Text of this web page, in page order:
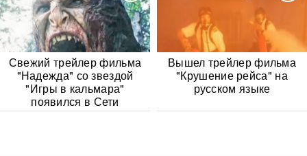
Свежий трейлер фильма
"Надежда" со звездой
"Игры в кальмара"
появился в Сети
Вышел трейлер фильма
"Крушение рейса" на
русском языке